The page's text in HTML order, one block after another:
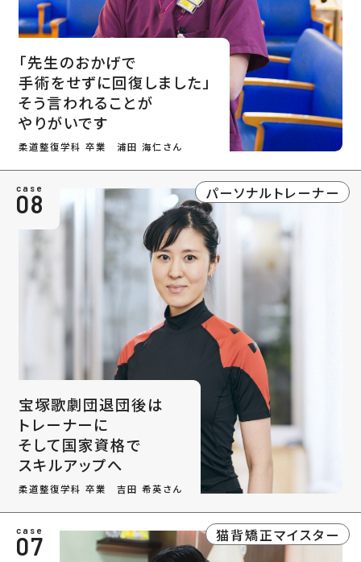
「先生のおかげで
手術をせずに回復しました」
そう言われることが
やりがいです
柔道整復学科 卒業 浦田 海仁さん
case
08 パーソナルトレーナー
宝塚歌劇団退団後は
トレーナーに
そして国家資格で
スキルアップへ
柔道整復学科 卒業 吉田 希英さん
case
07 猫背矯正マイスター